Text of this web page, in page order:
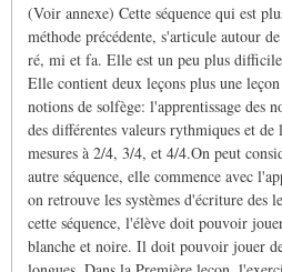
(Voir annexe) Cette séquence qui est
méthode précédente, s'articule autour
ré, mi et fa. Elle est un peu plus difficile
Elle contient deux leçons plus une
notions de solfège: l'apprentissage des
des différentes valeurs rythmiques et
mesures à 2/4, 3/4, et 4/4.On peut
autre séquence, elle commence avec
on retrouve les systèmes d'écriture des
cette séquence, l'élève doit pouvoir
blanche et noire. Il doit pouvoir jouer